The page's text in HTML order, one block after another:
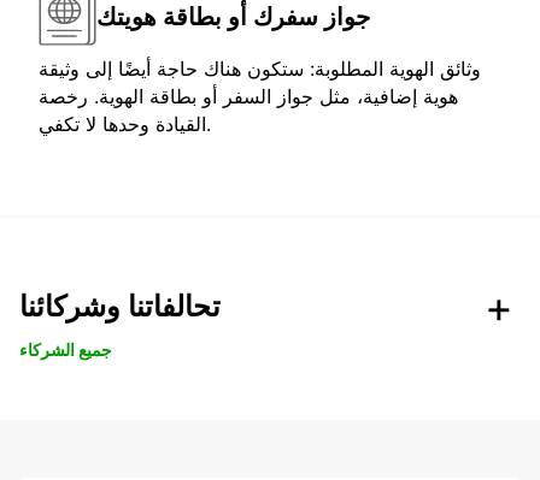
جواز سفرك أو بطاقة هويتك
وثائق الهوية المطلوبة: ستكون هناك حاجة أيضًا إلى وثيقة
هوية إضافية، مثل جواز السفر أو بطاقة الهوية. رخصة
القيادة وحدها لا تكفي.
تحالفاتنا وشركائنا
جميع الشركاء